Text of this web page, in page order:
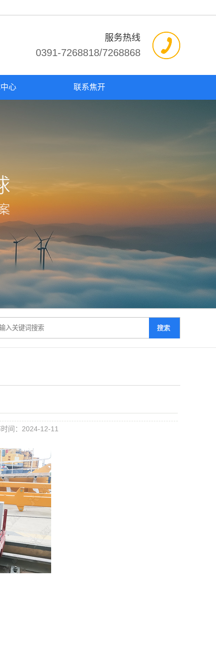
服务热线
0391-7268818/7268868
心 联系焦开
时间：2024-12-11